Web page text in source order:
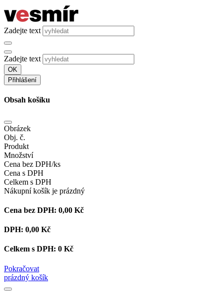
Zadejte text
Zadejte text
OK
Přihlášení
Obsah košíku
Obrázek
Obj. č.
Produkt
Množství
Cena bez DPH/ks
Cena s DPH
Celkem s DPH
Nákupní košík je prázdný
Cena bez DPH: 0,00 Kč
DPH: 0,00 Kč
Celkem s DPH: 0 Kč
Pokračovat
prázdný košík